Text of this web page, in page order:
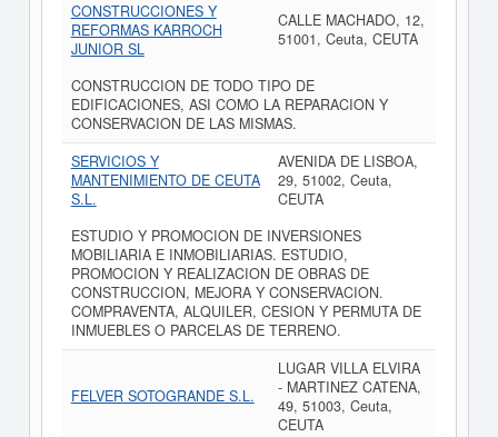
CONSTRUCCIONES Y
REFORMAS KARROCH
JUNIOR SL
CALLE MACHADO, 12,
51001, Ceuta, CEUTA
CONSTRUCCION DE TODO TIPO DE
EDIFICACIONES, ASI COMO LA REPARACION Y
CONSERVACION DE LAS MISMAS.
SERVICIOS Y
MANTENIMIENTO DE CEUTA
S.L.
AVENIDA DE LISBOA,
29, 51002, Ceuta,
CEUTA
ESTUDIO Y PROMOCION DE INVERSIONES
MOBILIARIA E INMOBILIARIAS. ESTUDIO,
PROMOCION Y REALIZACION DE OBRAS DE
CONSTRUCCION, MEJORA Y CONSERVACION.
COMPRAVENTA, ALQUILER, CESION Y PERMUTA DE
INMUEBLES O PARCELAS DE TERRENO.
FELVER SOTOGRANDE S.L.
LUGAR VILLA ELVIRA
- MARTINEZ CATENA,
49, 51003, Ceuta,
CEUTA